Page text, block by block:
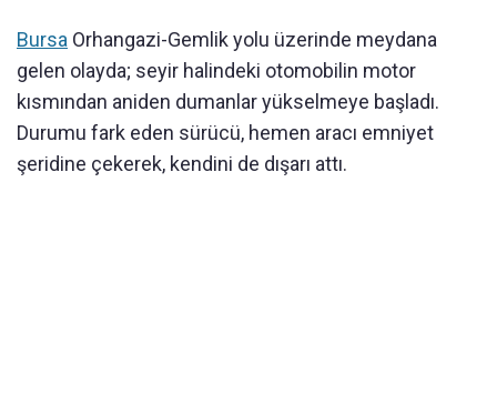
Bursa Orhangazi-Gemlik yolu üzerinde meydana
gelen olayda; seyir halindeki otomobilin motor
kısmından aniden dumanlar yükselmeye başladı.
Durumu fark eden sürücü, hemen aracı emniyet
şeridine çekerek, kendini de dışarı attı.